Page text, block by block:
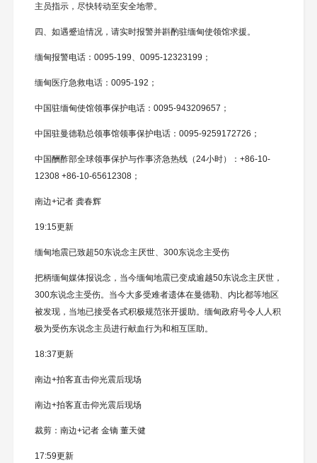
主员指示，尽快转动至安全地带。
四、如遇蹙迫情况，请实时报警并斟酌驻缅甸使领馆求援。
缅甸报警电话：0095-199、0095-12323199；
缅甸医疗急救电话：0095-192；
中国驻缅甸使馆领事保护电话：0095-943209657；
中国驻曼德勒总领事馆领事保护电话：0095-9259172726；
中国酬酢部全球领事保护与作事济急热线（24小时）：+86-10-
12308 +86-10-65612308；
南边+记者 龚春辉
19:15更新
缅甸地震已致超50东说念主厌世、300东说念主受伤
把柄缅甸媒体报说念，当今缅甸地震已变成逾越50东说念主厌世，
300东说念主受伤。当今大多受难者遗体在曼德勒、内比都等地区
被发现，当地已接受各式积极规范张开援助。缅甸政府号令人人积
极为受伤东说念主员进行献血行为和相互匡助。
18:37更新
南边+拍客直击仰光震后现场
南边+拍客直击仰光震后现场
裁剪：南边+记者 金镝 董天健
17:59更新